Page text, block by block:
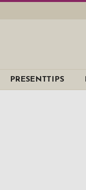
PRESENTTIPS